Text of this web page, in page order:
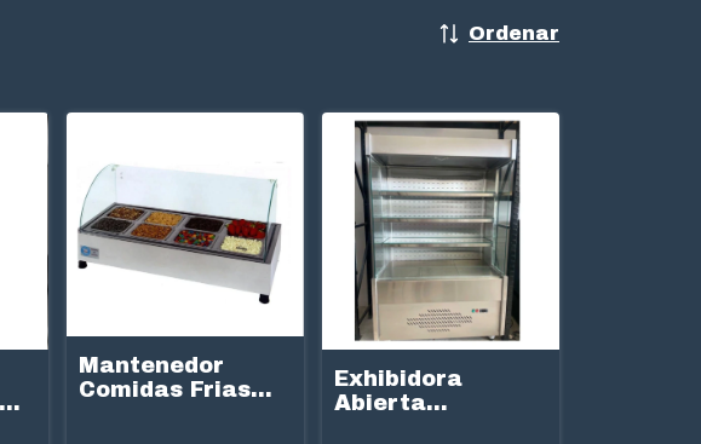
Ordenar
Mantenedor
Comidas Frias
Exhibidora
Abierta